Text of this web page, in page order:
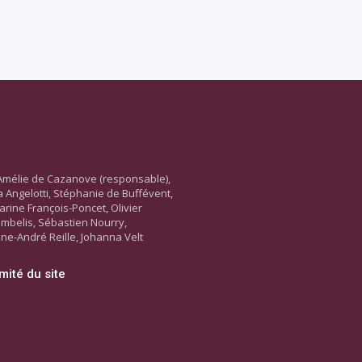
de Cazanove (responsable),
Angelotti, Stéphanie de Buffévent,
François-Poncet, Olivier
Sébastien Nourry,
André Reille, Johanna Velt
du site